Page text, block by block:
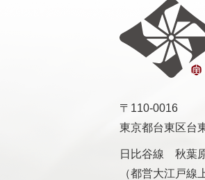
〒110-0016
東京都台東区台
日比谷線 秋葉
（都営大江戸